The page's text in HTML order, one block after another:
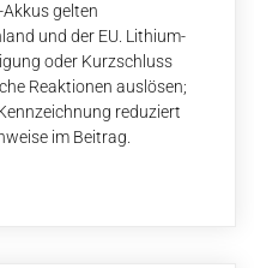
gelten
und der EU. Lithium-
oder Kurzschluss
Reaktionen auslösen;
reduziert
im Beitrag.